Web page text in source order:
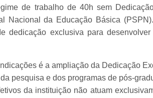
de trabalho de 40h sem
Nacional da Educação Básica
dedicação exclusiva para
é a ampliação da Dedicação
pesquisa e dos programas de pós-
da instituição não atuam